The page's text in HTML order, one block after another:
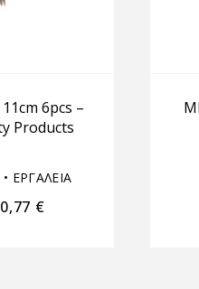
6pcs –
Products
• ΕΡΓΑΛΕΙΑ
0,77 €